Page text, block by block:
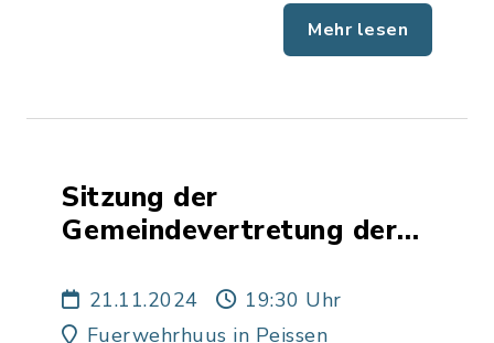
Mehr lesen
Sitzung der
Gemeindevertretung der
21.11.2024
19:30 Uhr
Fuerwehrhuus in Peissen